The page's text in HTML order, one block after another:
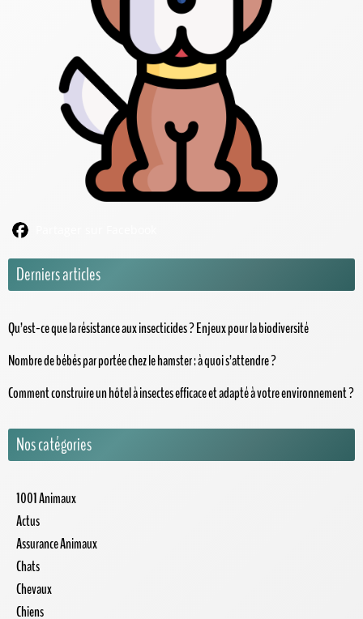
Derniers articles
Qu’est-ce que la résistance aux insecticides ? Enjeux pour la biodiversité
Nombre de bébés par portée chez le hamster : à quoi s’attendre ?
Comment construire un hôtel à insectes efficace et adapté à votre environnement ?
Nos catégories
1001 Animaux
Actus
Assurance Animaux
Chats
Chevaux
Chiens